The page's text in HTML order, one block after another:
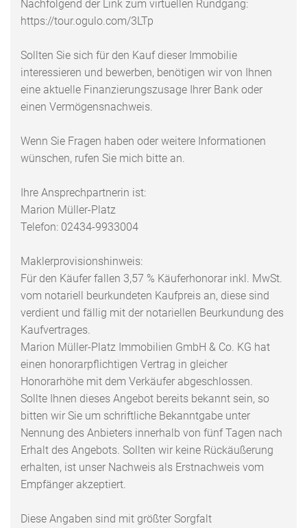
Nachfolgend der Link zum virtuellen Rundgang:
https://tour.ogulo.com/3LTp
Sollten Sie sich für den Kauf dieser Immobilie
interessieren und bewerben, benötigen wir von Ihnen
eine aktuelle Finanzierungszusage Ihrer Bank oder
einen Vermögensnachweis.
Wenn Sie Fragen haben oder weitere Informationen
wünschen, rufen Sie mich bitte an.
Ihre Ansprechpartnerin ist:
Marion Müller-Platz
Telefon: 02434-9933004
Maklerprovisionshinweis:
Für den Käufer fallen 3,57 % Käuferhonorar inkl. MwSt.
vom notariell beurkundeten Kaufpreis an, diese sind
verdient und fällig mit der notariellen Beurkundung des
Kaufvertrages.
Marion Müller-Platz Immobilien GmbH & Co. KG hat
einen honorarpflichtigen Vertrag in gleicher
Honorarhöhe mit dem Verkäufer abgeschlossen.
Sollte Ihnen dieses Angebot bereits bekannt sein, so
bitten wir Sie um schriftliche Bekanntgabe unter
Nennung des Anbieters innerhalb von fünf Tagen nach
Erhalt des Angebots. Sollten wir keine Rückäußerung
erhalten, ist unser Nachweis als Erstnachweis vom
Empfänger akzeptiert.
Diese Angaben sind mit größter Sorgfalt